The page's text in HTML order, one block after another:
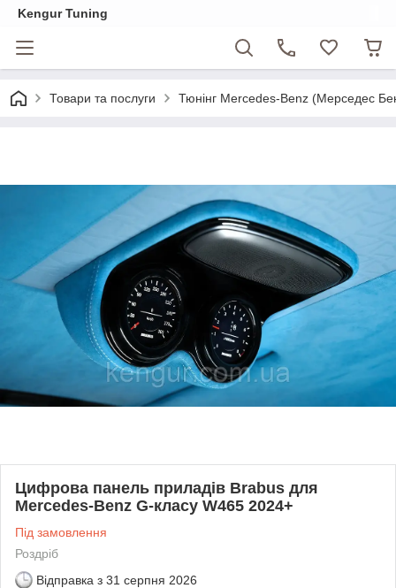
Kengur Tuning
Товари та послуги Тюнінг Mercedes-Benz (Мерседес
Цифрова панель приладів Brabus для
Mercedes-Benz G-класу W465 2024+
Під замовлення
Роздріб
Відправка з 31 серпня 2026